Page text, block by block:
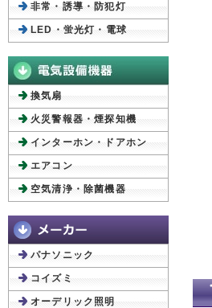
非常・誘導・防犯灯
LED・蛍光灯・電球
換気扇
火災警報器・煙探知機
インターホン・ドアホン
エアコン
空気清浄・除菌機器
パナソニック
コイズミ
オーデリック照明